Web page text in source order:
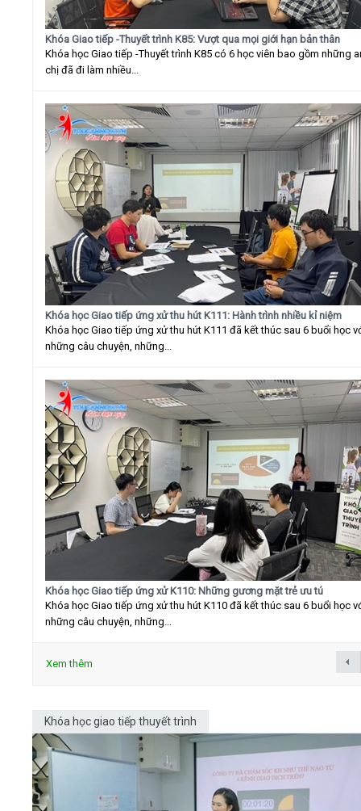
Khóa Giao tiếp -Thuyết trình K85: Vượt qua mọi giới hạn bản thân
Khóa học Giao tiếp -Thuyết trình K85 có 6 học viên bao gồm những
chị đã đi làm nhiều...
Khóa học Giao tiếp ứng xử thu hút K111: Hành trình nhiều kỉ niệm
Khóa học Giao tiếp ứng xử thu hút K111 đã kết thúc sau 6 buổi học
những câu chuyện, những...
Khóa học Giao tiếp ứng xử K110: Những gương mặt trẻ ưu tú
Khóa học Giao tiếp ứng xử thu hút K110 đã kết thúc sau 6 buổi học
những câu chuyện, những...
Xem thêm
Khóa học giao tiếp thuyết trình